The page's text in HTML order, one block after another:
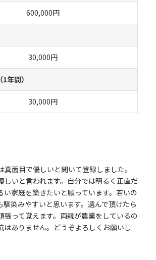
600,000円
30,000円
年間）
30,000円
真面目で優しいと聞いて登録しました。
しいと言われます。自分では明るく正直だ
い家庭を築きたいと願っています。若いの
馴染みやすいと思います。選んで頂けたら
張って覚えます。両親が農業をしているの
はありません。どうぞよろしくお願いし